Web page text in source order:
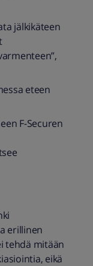
jälkikäteen
eteen
F-Securen
erillinen
tehdä mitään
eikä